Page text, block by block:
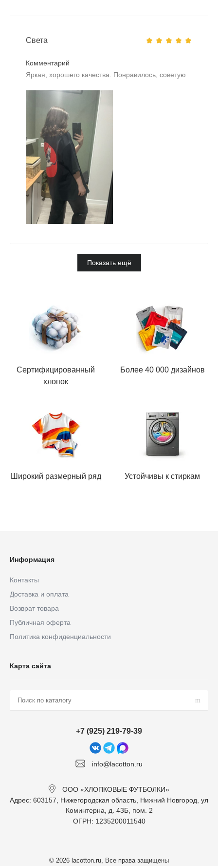
Света
Комментарий
Яркая, хорошего качества. Понравилось, советую
Показать ещё
Сертифицированный
хлопок
Более 40 000 дизайнов
Широкий размерный ряд Устойчивы к стиркам
Информация
Контакты
Доставка и оплата
Возврат товара
Публичная оферта
Политика конфиденциальности
Карта сайта
info@lacotton.ru
+7 (925) 219-79-39
ООО «ХЛОПКОВЫЕ ФУТБОЛКИ»
Адрес: 603157, Нижегородская область, Нижний Новгород, ул
Коминтерна, д. 43Б, пом. 2
ОГРН: 1235200011540
© 2026 lacotton.ru, Все права защищены